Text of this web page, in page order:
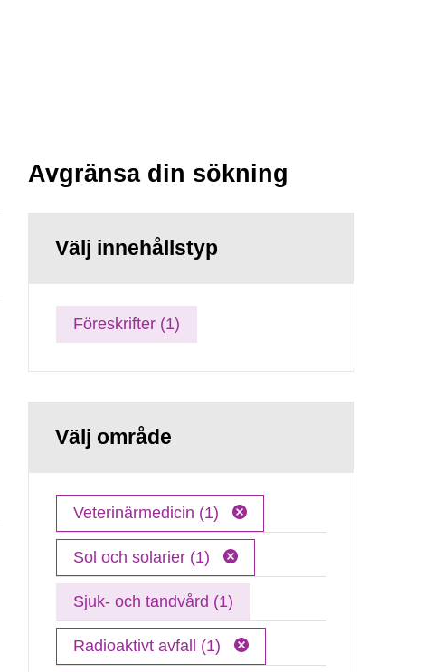
Avgränsa din sökning
Välj innehållstyp
Föreskrifter (1)
Välj område
Veterinärmedicin (1)
Sol och solarier (1)
Sjuk- och tandvård (1)
Radioaktivt avfall (1)